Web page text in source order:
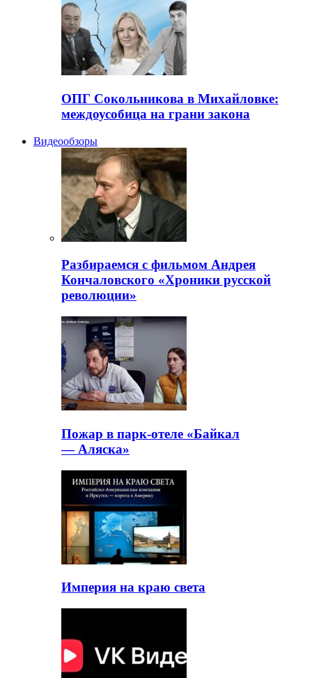
ОПГ Сокольникова в Михайловке:
междоусобица на грани закона
Видеообзоры
Разбираемся с фильмом Андрея
Кончаловского «Хроники русской
революции»
Пожар в парк-отеле «Байкал
— Аляска»
Империя на краю света